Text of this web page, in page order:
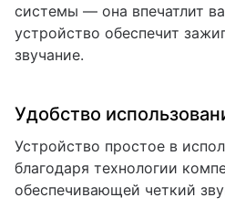
системы — она впечатлит
устройство обеспечит
звучание.
Удобство
Устройство простое в
благодаря технологии
обеспечивающей четкий